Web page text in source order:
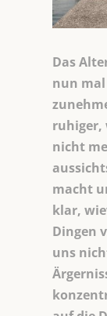
Das
nun mal
ruhiger,
nicht
macht
klar,
Dingen
uns